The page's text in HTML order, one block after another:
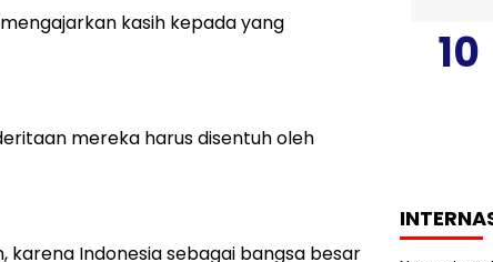
kasih kepada yang
mereka harus disentuh oleh
karena Indonesia sebagai bangsa besar